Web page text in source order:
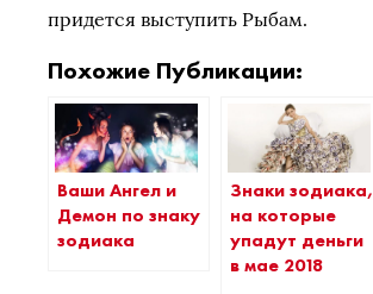
придется выступить Рыбам.
Похожие Публикации:
Ваши Ангел и
Демон по знаку
зодиака
Знаки зодиака,
на которые
упадут деньги
в мае 2018